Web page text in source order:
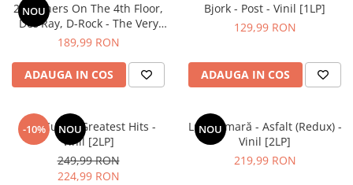
NOU
2 Brothers On The 4th Floor,
Des'Ray, D-Rock - The Very
Best Of - 30th Anniversary
189,99 RON
ADAUGA IN COS
Bjork - Post - Vinil [1LP]
129,99 RON
ADAUGA IN COS
-10% NOU
The Cure – Greatest Hits -
Vinil [2LP]
249,99 RON
224,99 RON
NOU
Luna Amară - Asfalt (Redux) -
Vinil [2LP]
219,99 RON